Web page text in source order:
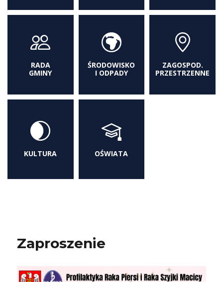
RADA
GMINY
ŚRODOWISKO
I ODPADY
ZAGOSPOD.
PRZESTRZENNE
KULTURA OŚWIATA
Zaproszenie